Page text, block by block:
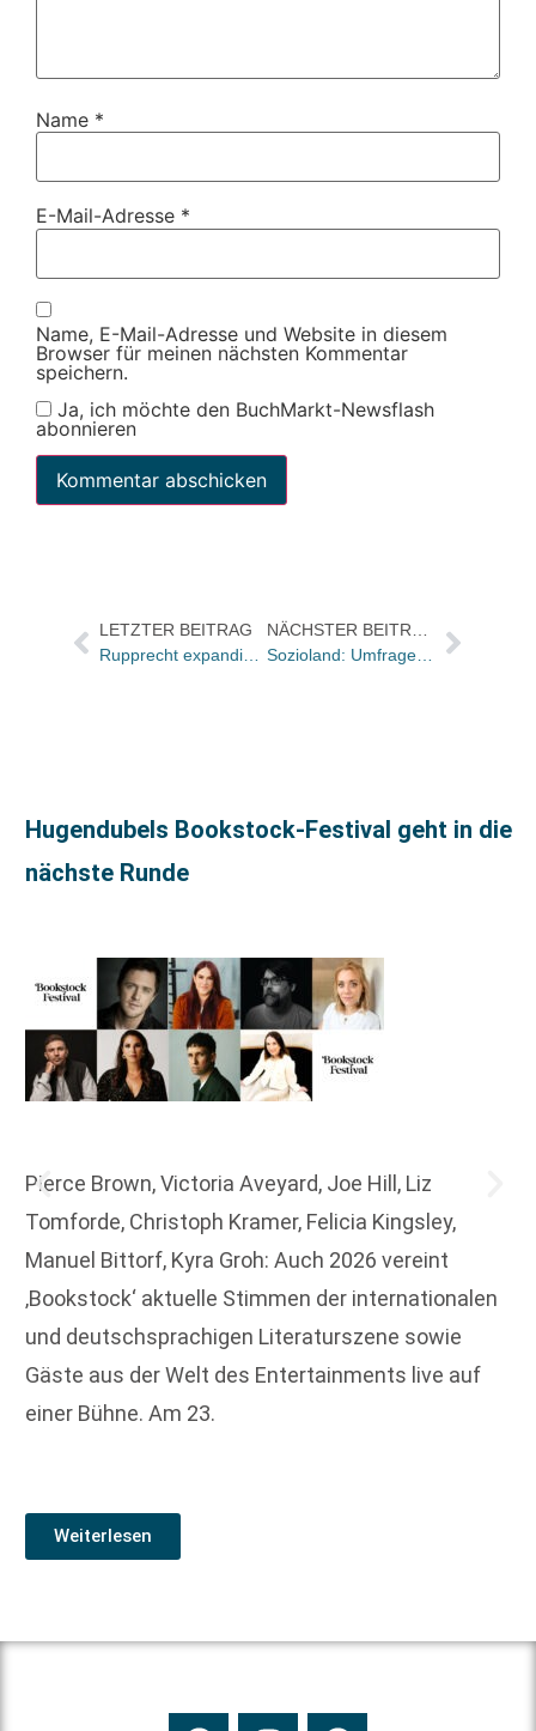
Name *
E-Mail-Adresse *
Name, E-Mail-Adresse und Website in diesem
Browser für meinen nächsten Kommentar
speichern.
Ja, ich möchte den BuchMarkt-Newsflash
abonnieren
LETZTER BEITRAG
Rupprecht expandiert mit zwei neuen Filialen
NÄCHSTER BEITRAG
Sozioland: Umfrage zum Phänomen Hörspiel und Hörbuch
Hugendubels Bookstock-Festival geht in die
nächste Runde
Pierce Brown, Victoria Aveyard, Joe Hill, Liz
Tomforde, Christoph Kramer, Felicia Kingsley,
Manuel Bittorf, Kyra Groh: Auch 2026 vereint
‚Bookstock‘ aktuelle Stimmen der internationalen
und deutschsprachigen Literaturszene sowie
Gäste aus der Welt des Entertainments live auf
einer Bühne. Am 23.
Weiterlesen